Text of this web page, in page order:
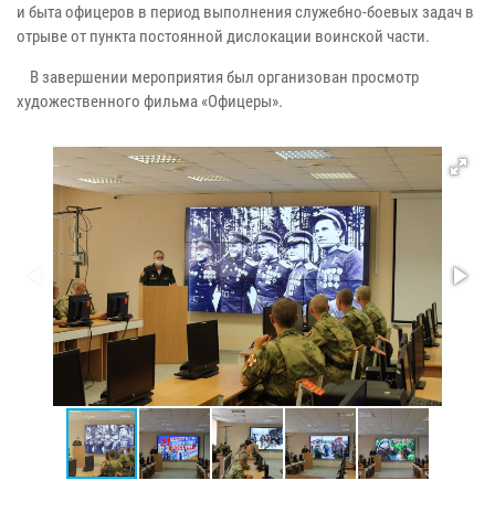
и быта офицеров в период выполнения служебно-боевых задач в
отрыве от пункта постоянной дислокации воинской части.
В завершении мероприятия был организован просмотр
художественного фильма «Офицеры».